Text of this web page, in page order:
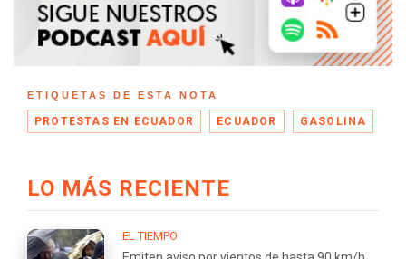
ETIQUETAS DE ESTA NOTA
PROTESTAS EN ECUADOR ECUADOR GASOLINA
LO MÁS RECIENTE
EL TIEMPO